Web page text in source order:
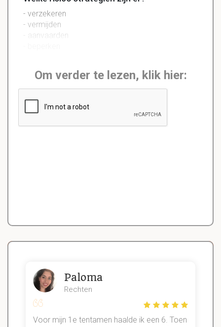
- verzekeren
- vermijden
- aanvaarden
Om verder te lezen, klik hier:
Paloma
Rechten
Voor mijn 1e tentamen haalde ik een 6. Toen